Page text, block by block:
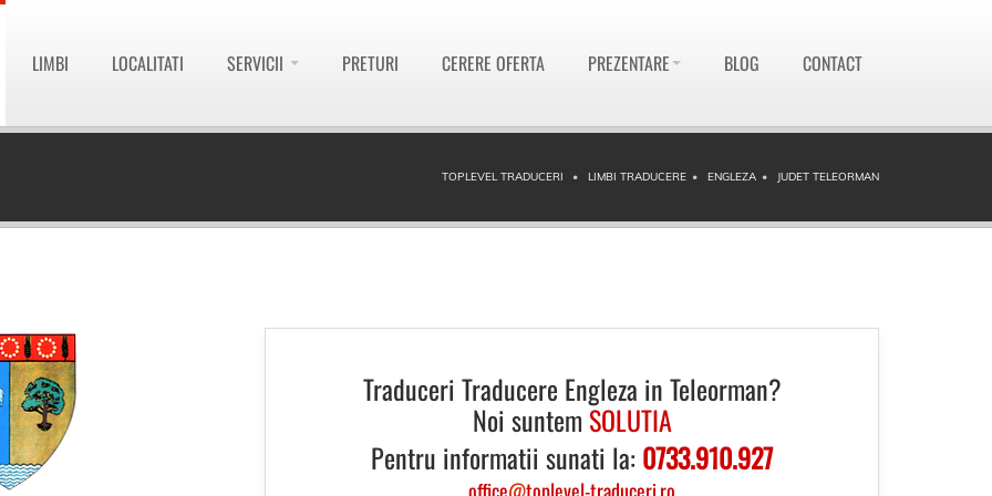
LIMBI LOCALITATI SERVICII PRETURI CERERE OFERTA PREZENTARE BLOG CONTACT
TOPLEVEL TRADUCERI LIMBI TRADUCERE ENGLEZA JUDET TELEORMAN
Traduceri Traducere Engleza in Teleorman?
Noi suntem SOLUTIA
Pentru informatii sunati la: 0733.910.927